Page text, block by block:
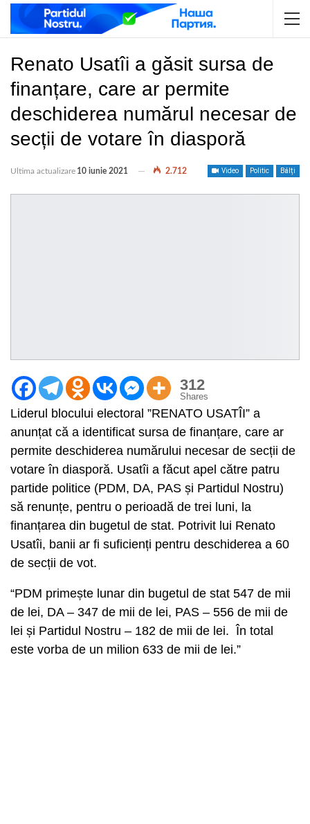
Renato Usatîi a găsit sursa de
finanțare, care ar permite
deschiderea numărul necesar de
secții de votare în diasporă
Video Politic Bălți
Ultima actualizare 10 iunie 2021 2.712
312
Shares
Liderul blocului electoral ”RENATO USATÎI” a
anunțat că a identificat sursa de finanțare, care ar
permite deschiderea numărului necesar de secții de
votare în diasporă. Usatîi a făcut apel către patru
partide politice (PDM, DA, PAS și Partidul Nostru)
să renunțe, pentru o perioadă de trei luni, la
finanțarea din bugetul de stat. Potrivit lui Renato
Usatîi, banii ar fi suficienți pentru deschiderea a 60
de secții de vot.
“PDM primește lunar din bugetul de stat 547 de mii
de lei, DA – 347 de mii de lei, PAS – 556 de mii de
lei și Partidul Nostru – 182 de mii de lei. În total
este vorba de un milion 633 de mii de lei.”